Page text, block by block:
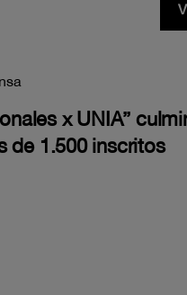
x UNIA”
de 1.500 inscritos